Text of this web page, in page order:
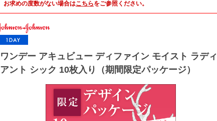
お求めの度数がない場合はこちらをご参照ください。
ワンデー アキュビュー ディファイン モイスト ラディ
アント シック 10枚入り（期間限定パッケージ）